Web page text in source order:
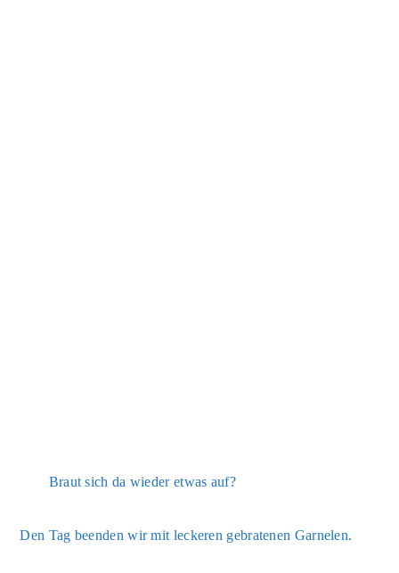
Braut sich da wie­der etwas auf?
Den Tag been­den wir mit lecke­ren gebra­te­nen Gar­ne­len.